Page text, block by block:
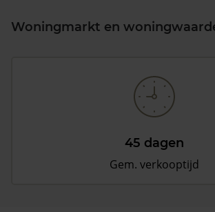
Woningmarkt en
45 dagen
Gem. verkooptijd